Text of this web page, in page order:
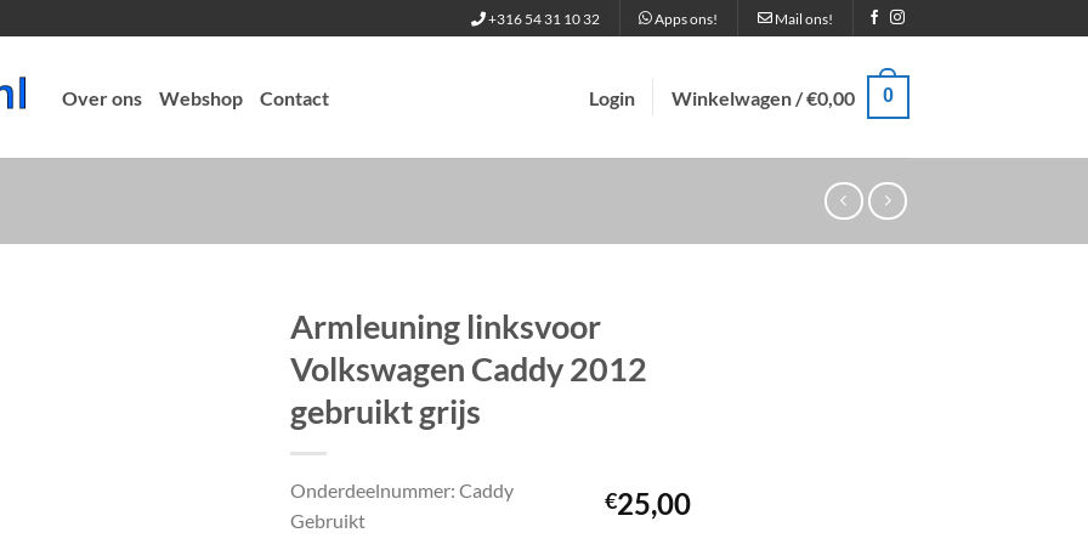
+316 54 31 10 32 Apps ons! Mail ons!
Over ons Webshop Contact Login Winkelwagen /€0,00 0
Armleuning linksvoor
Volkswagen Caddy 2012
gebruikt grijs
€25,00
Onderdeelnummer: Caddy
Gebruikt